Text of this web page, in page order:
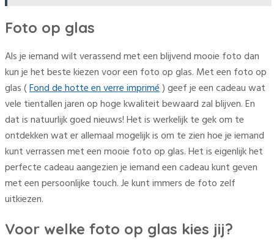
Foto op glas
Als je iemand wilt verassend met een blijvend mooie foto dan
kun je het beste kiezen voor een foto op glas. Met een foto op
glas (Fond de hotte en verre imprimé) geef je een cadeau wat
vele tientallen jaren op hoge kwaliteit bewaard zal blijven. En
dat is natuurlijk goed nieuws! Het is werkelijk te gek om te
ontdekken wat er allemaal mogelijk is om te zien hoe je iemand
kunt verrassen met een mooie foto op glas. Het is eigenlijk het
perfecte cadeau aangezien je iemand een cadeau kunt geven
met een persoonlijke touch. Je kunt immers de foto zelf
uitkiezen.
Voor welke foto op glas kies jij?